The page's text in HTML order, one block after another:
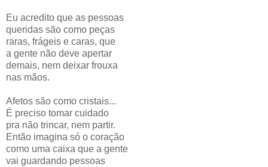
Eu acredito que as pessoas
queridas são como peças
raras, frágeis e caras, que
a gente não deve apertar
demais, nem deixar frouxa
nas mãos.
Afetos são como cristais...
É preciso tomar cuidado
pra não trincar, nem partir.
Então imagina só o coração
como uma caixa que a gente
vai guardando pessoas